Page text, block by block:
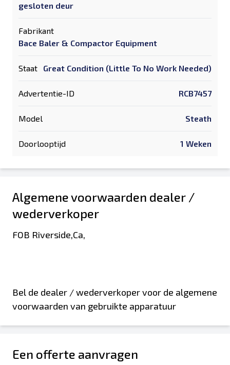
gesloten deur
Fabrikant
Bace Baler & Compactor Equipment
Staat Great Condition (Little To No Work Needed)
Advertentie-ID RCB7457
Model Steath
Doorlooptijd 1 Weken
Algemene voorwaarden dealer /
wederverkoper
FOB Riverside,Ca,
Bel de dealer / wederverkoper voor de algemene
voorwaarden van gebruikte apparatuur
Een offerte aanvragen